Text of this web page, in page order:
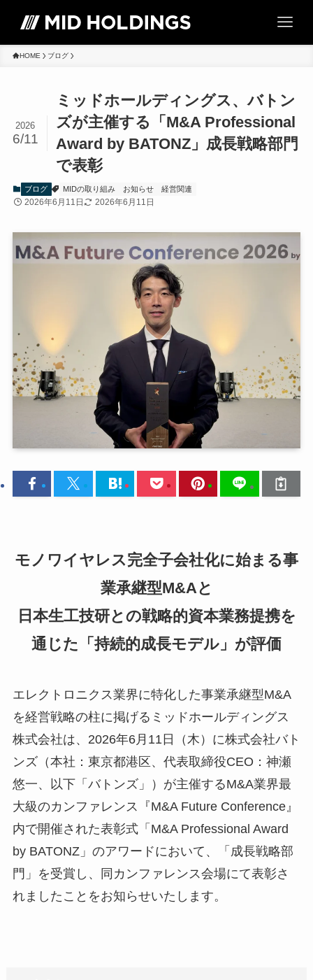
HOME ブログ
ミッドホールディングス、バトン
ズが主催する「M&A Professional
Award by BATONZ」成長戦略部門
で表彰
2026
6/11
ブログ MIDの取り組み お知らせ 経営関連
2026年6月11日 2026年6月11日
モノワイヤレス完全子会社化に始まる事
業承継型M&Aと
日本生工技研との戦略的資本業務提携を
通じた「持続的成長モデル」が評価
エレクトロニクス業界に特化した事業承継型M&A
を経営戦略の柱に掲げるミッドホールディングス
株式会社は、2026年6月11日（木）に株式会社バト
ンズ（本社：東京都港区、代表取締役CEO：神瀬
悠一、以下「バトンズ」）が主催するM&A業界最
大級のカンファレンス『M&A Future Conference』
内で開催された表彰式「M&A Professional Award
by BATONZ」のアワードにおいて、「成長戦略部
門」を受賞し、同カンファレンス会場にて表彰さ
れましたことをお知らせいたします。